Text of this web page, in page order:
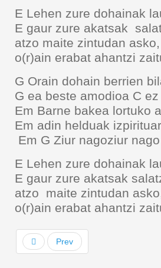
E Lehen zure
E gaur zure akatsak
atzo maite zintudan
o(r)ain erabat ahantzi
G Orain dohain berrien
G ea beste amodioa C
Em Barne bakea lortuko
Em adin helduak
Em G Ziur nagoziur
E Lehen zure
E gaur zure akatsak
atzo maite zintudan
o(r)ain erabat ahantzi
Prev